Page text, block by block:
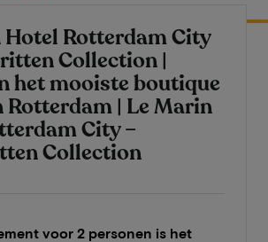
Hotel Rotterdam City
Collection |
het mooiste boutique
Rotterdam | Le Marin
City –
Collection
voor 2 personen is het